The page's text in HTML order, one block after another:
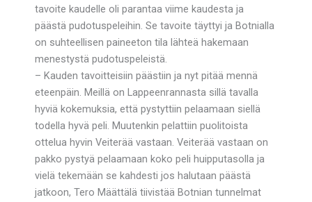
tavoite kaudelle oli parantaa viime kaudesta ja
päästä pudotuspeleihin. Se tavoite täyttyi ja Botnialla
on suhteellisen paineeton tila lähteä hakemaan
menestystä pudotuspeleistä.
– Kauden tavoitteisiin päästiin ja nyt pitää mennä
eteenpäin. Meillä on Lappeenrannasta sillä tavalla
hyviä kokemuksia, että pystyttiin pelaamaan siellä
todella hyvä peli. Muutenkin pelattiin puolitoista
ottelua hyvin Veiterää vastaan. Veiterää vastaan on
pakko pystyä pelaamaan koko peli huipputasolla ja
vielä tekemään se kahdesti jos halutaan päästä
jatkoon, Tero Määttälä tiivistää Botnian tunnelmat